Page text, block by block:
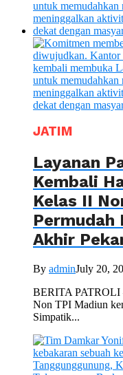
JATIM
Layanan
Kembali
Kelas II
Permudah
Akhir
By adminJuly 20,
BERITA
Non TPI Madiun
Simpatik...